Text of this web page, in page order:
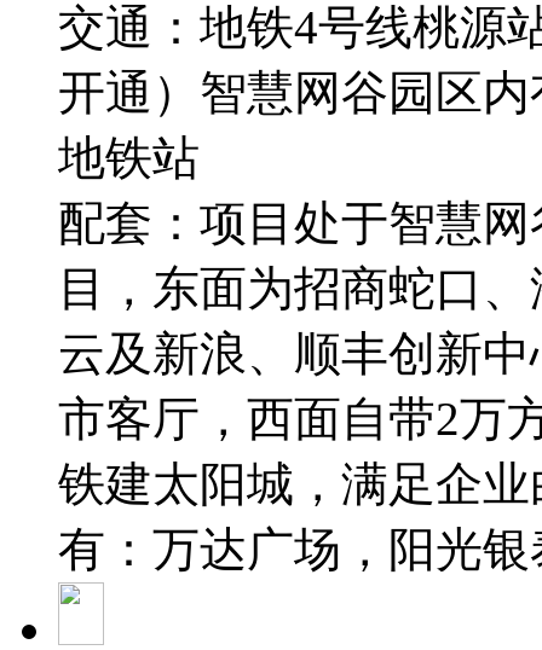
交通：地铁4号线桃源
开通）智慧网谷园区
地铁站
配套：项目处于智慧
目，东面为招商蛇口
云及新浪、顺丰创新
市客厅，西面自带2万
铁建太阳城，满足企
有：万达广场，阳光